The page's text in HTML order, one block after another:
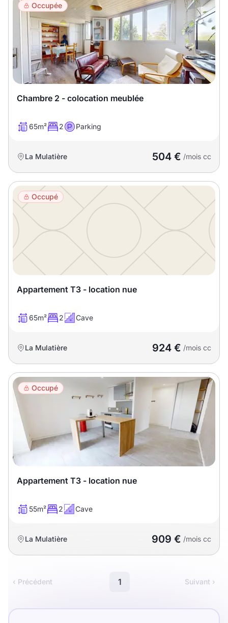
Occupée
Chambre 2 - colocation meublée
65m² 2 Parking
La Mulatière 504 € /mois cc
Occupé
Appartement T3 - location nue
65m² 2 Cave
La Mulatière 924 € /mois cc
Occupé
Appartement T3 - location nue
55m² 2 Cave
La Mulatière 909 € /mois cc
‹ Précédent 1 Suivant ›